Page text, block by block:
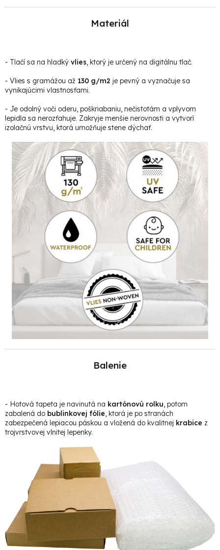
Materiál
- Tlačí sa na hladký vlies, ktorý je určený na digitálnu tlač.
- Vlies s gramážou až 130 g/m2 je pevný a vyznačuje sa
vynikajúcimi vlastnosťami.
- Je odolný voči oderu, poškriabaniu, nečistotám a vplyvom
lepidla sa nerozťahuje. Zakryje menšie nerovnosti a vytvorí
izolačnú vrstvu, ktorá umožňuje stene dýchať.
Balenie
- Hotová tapeta je navinutá na kartónovú rolku, potom
zabalená do bublinkovej fólie, ktorá je po stranách
zabezpečená lepiacou páskou a vložená do kvalitnej krabice z
trojvrstvovej vlnitej lepenky.